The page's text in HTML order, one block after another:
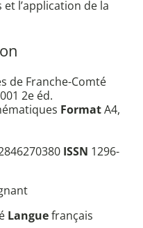
l’application de la
de Franche-Comté
2e éd.
FormatA4,
ISSN 1296-
Languefrançais